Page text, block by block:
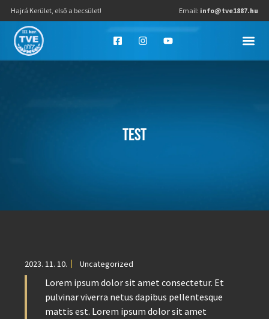
Hajrá Kerület, első a becsület! Email: info@tve1887.hu
TEST
2023. 11. 10. Uncategorized
Lorem ipsum dolor sit amet consectetur. Et
pulvinar viverra netus dapibus pellentesque
mattis est. Lorem ipsum dolor sit amet